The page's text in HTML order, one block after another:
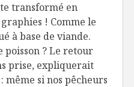
transformé en
! Comme le
à base de viande.
poisson ? Le retour
prise, expliquerait
si nos pêcheurs